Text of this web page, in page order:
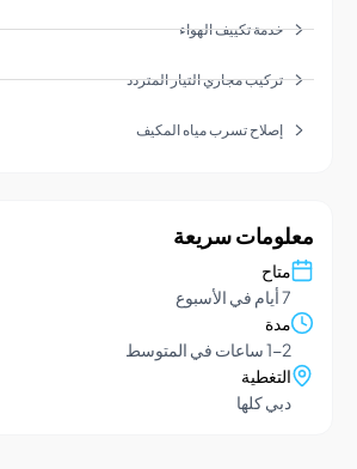
خدمة تكييف الهواء
تركيب مجاري التيار المتردد
إصلاح تسرب مياه المكيف
سريعة